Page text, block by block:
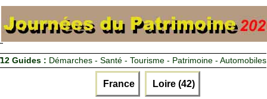
12 Guides : Démarches - Santé - Tourisme - Patrimoine - Automobiles
France Loire (42)